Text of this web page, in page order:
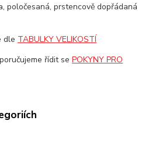
poločesaná, prstencově dopřádaná
dle TABULKY VELIKOSTÍ
řídit sePOKYNY PRO